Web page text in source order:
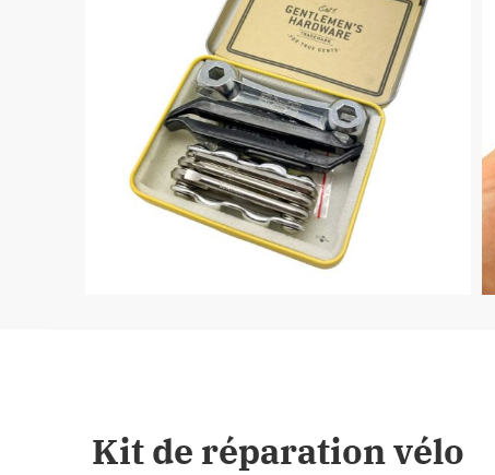
Kit de réparation vélo